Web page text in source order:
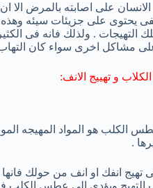
على اصابته بالمرض الا
يحتوى على جزيئات سيئه وهذه
. ولذلك فانه فى
مشاكل اخرى سواء كان
و تهييج الانف:
الكلب هو المواد المهيجه
.
انفك او انف من حولك